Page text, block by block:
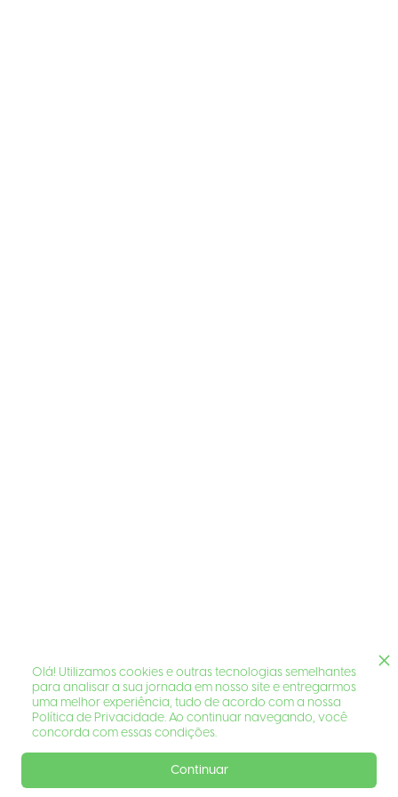
Olá! Utilizamos cookies e outras tecnologias semelhantes
para analisar a sua jornada em nosso site e entregarmos
uma melhor experiência, tudo de acordo com a nossa
Política de Privacidade. Ao continuar navegando, você
concorda com essas condições.
Continuar